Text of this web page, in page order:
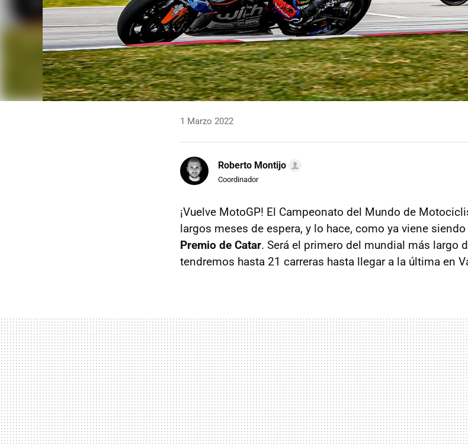
1 Marzo 2022
Roberto Montijo
Coordinador
¡Vuelve MotoGP! El Campeonato del Mundo de
largos meses de espera, y lo hace, como ya viene
Premio de Catar. Será el primero del mundial más largo
tendremos hasta 21 carreras hasta llegar a la última en